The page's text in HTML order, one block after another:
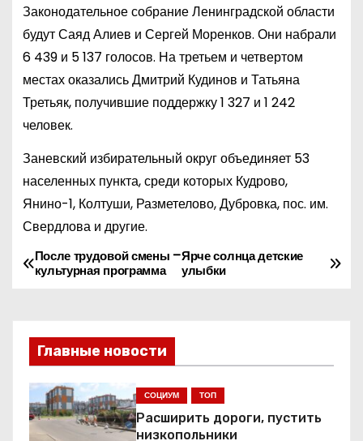
Законодательное собрание Ленинградской области
будут Саяд Алиев и Сергей Моренков. Они набрали
6 439 и 5 137 голосов. На третьем и четвертом
местах оказались Дмитрий Кудинов и Татьяна
Третьяк, получившие поддержку 1 327 и 1 242
человек.
Заневский избирательный округ объединяет 53
населенных пункта, среди которых Кудрово,
Янино-1, Колтуши, Разметелово, Дубровка, пос. им.
Свердлова и другие.
Н
в
и
г
Ярче солнца детские
улыбки
После трудовой смены –
культурная программа
Главные новости
СОЦИУМ ТОП
Расширить дороги, пустить
низкопольники